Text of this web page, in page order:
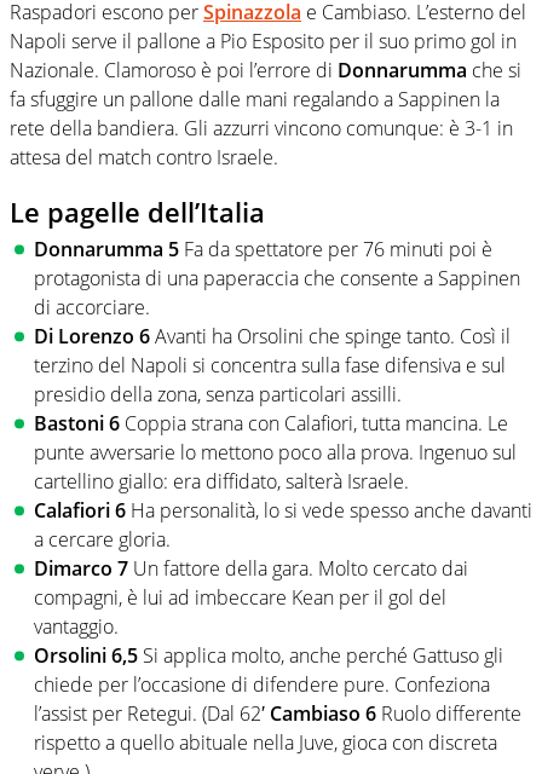
Raspadori escono perSpinazzola e Cambiaso. L’esterno del
Napoli serve il pallone a Pio Esposito per il suo primo gol in
Nazionale. Clamoroso è poi l’errore di Donnarumma che si
fa sfuggire un pallone dalle mani regalando a Sappinen la
rete della bandiera. Gli azzurri vincono comunque: è 3-1 in
attesa del match contro Israele.
Le pagelle dell’Italia
Donnarumma 5 Fa da spettatore per 76 minuti poi è
protagonista di una paperaccia che consente a Sappinen
di accorciare.
Di Lorenzo 6Avanti ha Orsolini che spinge tanto. Così il
terzino del Napoli si concentra sulla fase difensiva e sul
presidio della zona, senza particolari assilli.
Bastoni 6 Coppia strana con Calafiori, tutta mancina. Le
punte avversarie lo mettono poco alla prova. Ingenuo sul
cartellino giallo: era diffidato, salterà Israele.
Calafiori 6 Ha personalità, lo si vede spesso anche davanti
a cercare gloria.
Dimarco 7 Un fattore della gara. Molto cercato dai
compagni, è lui ad imbeccare Kean per il gol del
vantaggio.
Orsolini 6,5 Si applica molto, anche perché Gattuso gli
chiede per l’occasione di difendere pure. Confeziona
l’assist per Retegui. (Dal 62′ Cambiaso 6 Ruolo differente
rispetto a quello abituale nella Juve, gioca con discreta